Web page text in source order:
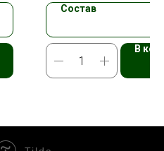
Состав
В